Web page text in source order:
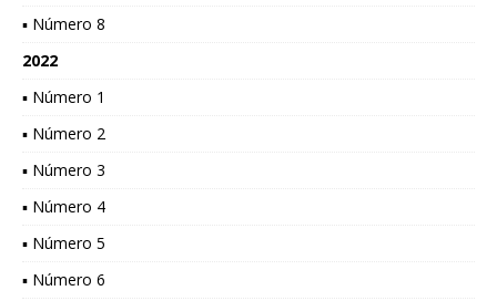
▪ Número 8
2022
▪ Número 1
▪ Número 2
▪ Número 3
▪ Número 4
▪ Número 5
▪ Número 6